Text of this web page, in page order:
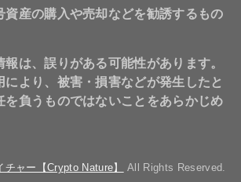
資産の購入や売却などを勧誘するもの
は、誤りがある可能性があります。
により、被害・損害などが発生したと
を負うものではないことをあらかじめ
チャー【Crypto Nature】 All Rights Reserved.